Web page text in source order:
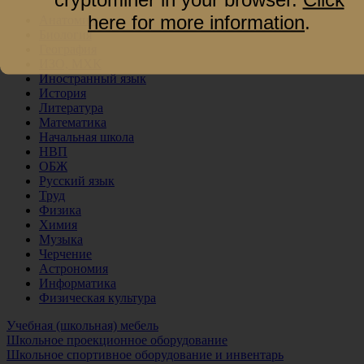
Анатомия
Биология
Иностранный язык
История
Литература
Математика
Начальная школа
НВП
ОБЖ
Русский язык
Труд
Физика
Химия
Музыка
Черчение
Астрономия
Информатика
Физическая культура
Учебная (школьная) мебель
Школьное проекционное оборудование
Школьное спортивное оборудование и инвентарь
here for more information.